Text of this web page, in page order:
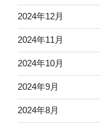
2024年12月
2024年11月
2024年10月
2024年9月
2024年8月